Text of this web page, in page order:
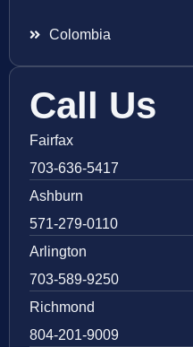
Colombia
Call Us
Fairfax
703-636-5417
Ashburn
571-279-0110
Arlington
703-589-9250
Richmond
804-201-9009